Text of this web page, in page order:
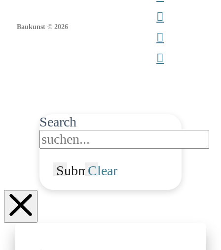
Baukunst © 2026
Search
SubmitClear